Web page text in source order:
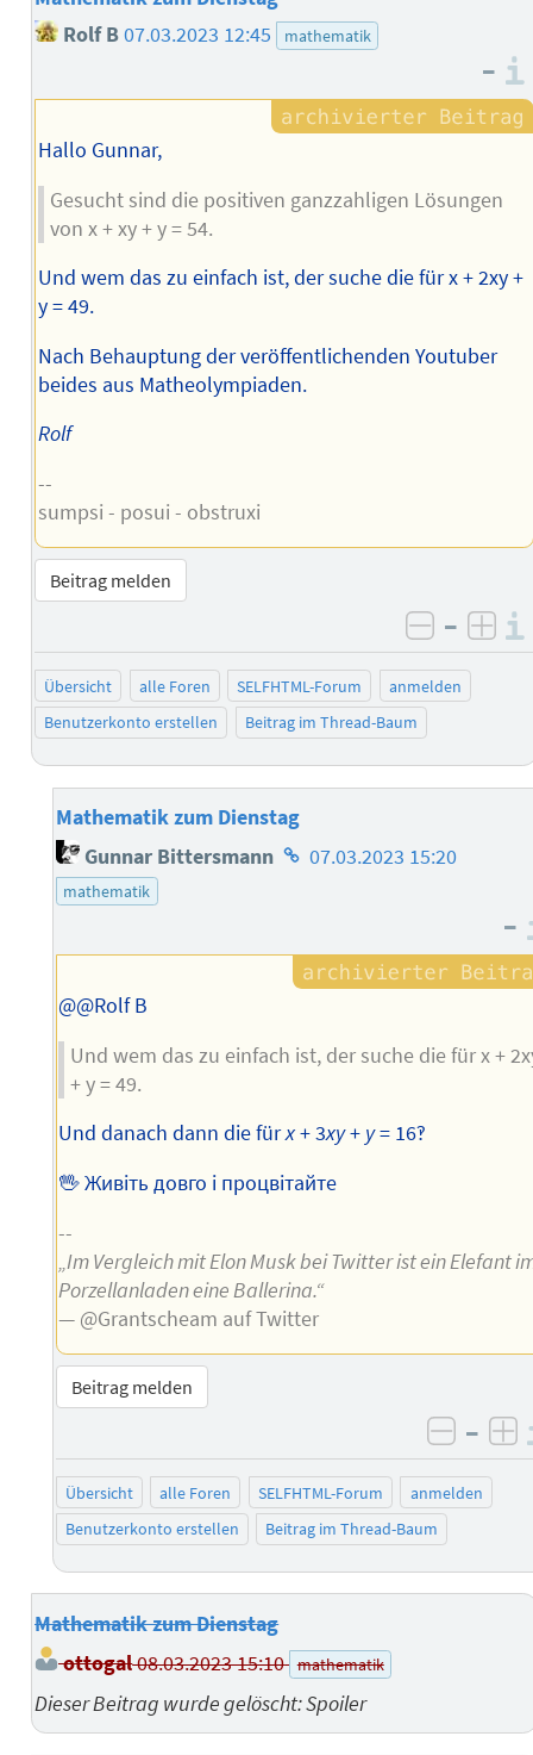
Rolf B07.03.2023 12:45 mathematik
–
Hallo Gunnar,
Gesucht sind die positiven ganzzahligen Lösungen
von x + xy + y = 54.
Und wem das zu einfach ist, der suche die für x + 2xy +
y = 49.
Nach Behauptung der veröffentlichenden Youtuber
beides aus Matheolympiaden.
Rolf
--
sumpsi - posui - obstruxi
Beitrag melden
negativ
–
Übersicht alle Foren SELFHTML-Forum
anmelden
Benutzerkonto erstellen
Beitrag im Thread-Baum
Mathematik zum Dienstag
Gunnar Bittersmann Homepage
07.03.2023 15:20
mathematik
–
@@Rolf B
Und wem das zu einfach ist, der suche die für x +
+ y = 49.
Und danach dann die fürx+ 3xy+ y= 16‽
🖖 Живіть довго і процвітайте
--
„Im Vergleich mit Elon Musk bei Twitter ist ein Elefant
Porzellanladen eine Ballerina.“
— @Grantscheam auf Twitter
Beitrag melden
–
Übersicht alle Foren SELFHTML-Forum
anmelden
Benutzerkonto erstellen
Beitrag im Thread-Baum
Mathematik zum Dienstag
ottogal08.03.2023 15:10 mathematik
Dieser Beitrag wurde gelöscht: Spoiler